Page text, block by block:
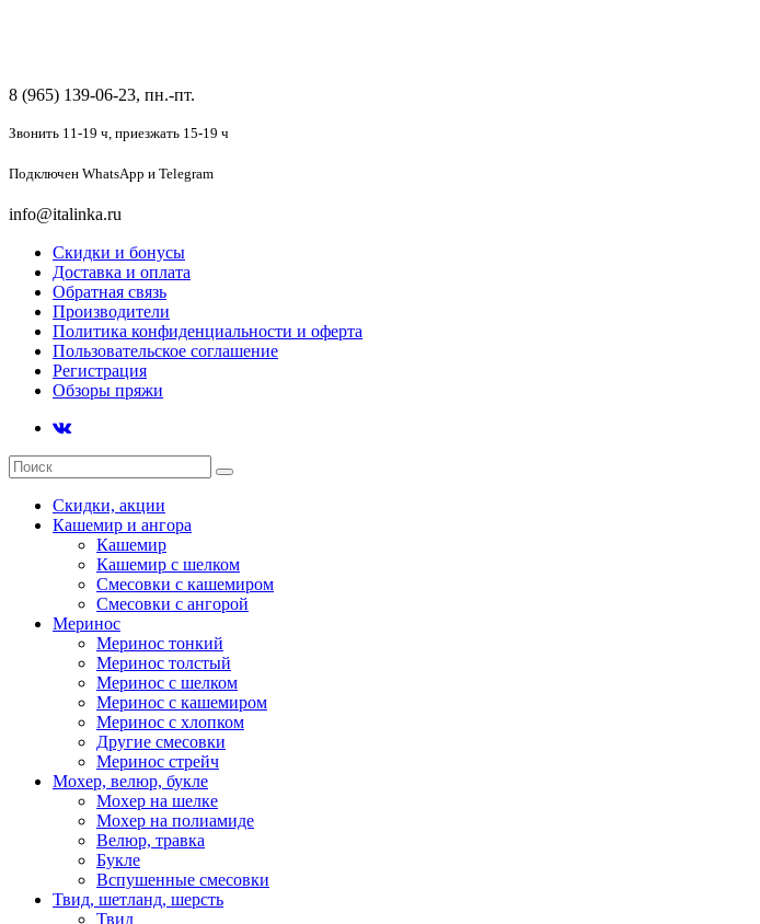
8 (965) 139-06-23, пн.-пт.
Звонить 11-19 ч, приезжать 15-19 ч
Подключен WhatsApp и Telegram
info@italinka.ru
Скидки и бонусы
Доставка и оплата
Обратная связь
Производители
Политика конфиденциальности и оферта
Пользовательское соглашение
Регистрация
Обзоры пряжи
Скидки, акции
Кашемир и ангора
Кашемир
Кашемир с шелком
Смесовки с кашемиром
Смесовки с ангорой
Меринос
Меринос тонкий
Меринос толстый
Меринос с шелком
Меринос с кашемиром
Меринос с хлопком
Другие смесовки
Меринос стрейч
Мохер, велюр, букле
Мохер на шелке
Мохер на полиамиде
Велюр, травка
Букле
Вспушенные смесовки
Твид, шетланд, шерсть
Твид